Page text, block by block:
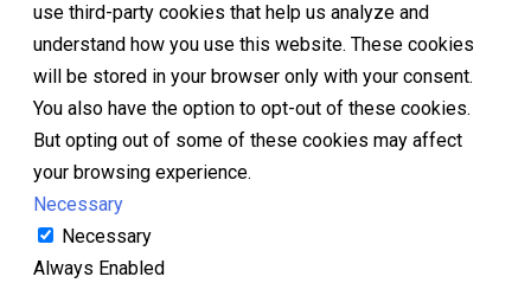
use third-party cookies that help us analyze and
understand how you use this website. These cookies
will be stored in your browser only with your consent.
You also have the option to opt-out of these cookies.
But opting out of some of these cookies may affect
your browsing experience.
Necessary
Necessary
Always Enabled